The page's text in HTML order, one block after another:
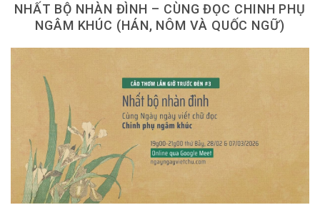
NHẤT BỘ NHÀN ĐÌNH – CÙNG ĐỌC CHINH PHỤ
NGÂM KHÚC (HÁN, NÔM VÀ QUỐC NGỮ)